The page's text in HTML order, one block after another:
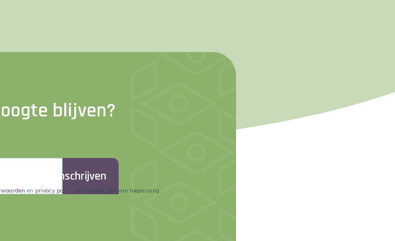
blijven?
Inschrijven
en privacy policy van Google zijn van toepassing.